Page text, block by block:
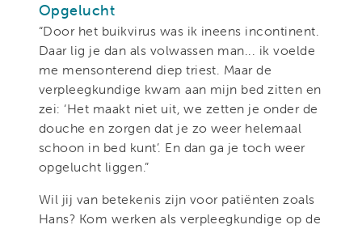
Opgelucht
“Door het buikvirus was ik ineens incontinent.
Daar lig je dan als volwassen man... ik voelde
me mensonterend diep triest. Maar de
verpleegkundige kwam aan mijn bed zitten en
zei: ‘Het maakt niet uit, we zetten je onder de
douche en zorgen dat je zo weer helemaal
schoon in bed kunt’. En dan ga je toch weer
opgelucht liggen.”
Wil jij van betekenis zijn voor patiënten zoals
Hans? Kom werken als verpleegkundige op de